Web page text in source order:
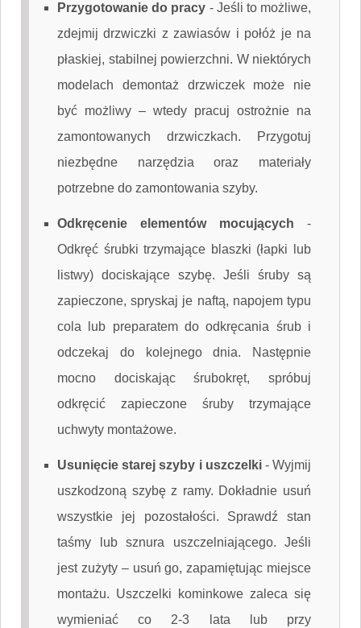
Przygotowanie do pracy - Jeśli to możliwe,
zdejmij drzwiczki z zawiasów i połóż je na
płaskiej, stabilnej powierzchni. W niektórych
modelach demontaż drzwiczek może nie
być możliwy – wtedy pracuj ostrożnie na
zamontowanych drzwiczkach. Przygotuj
niezbędne narzędzia oraz materiały
potrzebne do zamontowania szyby.
Odkręcenie elementów mocujących -
Odkręć śrubki trzymające blaszki (łapki lub
listwy) dociskające szybę. Jeśli śruby są
zapieczone, spryskaj je naftą, napojem typu
cola lub preparatem do odkręcania śrub i
odczekaj do kolejnego dnia. Następnie
mocno dociskając śrubokręt, spróbuj
odkręcić zapieczone śruby trzymające
uchwyty montażowe.
Usunięcie starej szyby i uszczelki-Wyjmij
uszkodzoną szybę z ramy. Dokładnie usuń
wszystkie jej pozostałości. Sprawdź stan
taśmy lub sznura uszczelniającego. Jeśli
jest zużyty – usuń go, zapamiętując miejsce
montażu. Uszczelki kominkowe zaleca się
wymieniać co 2-3 lata lub przy